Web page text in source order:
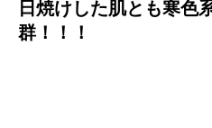
日焼けした肌とも寒色
群！！！